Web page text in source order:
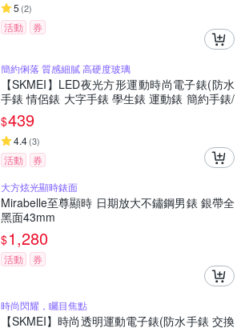
5 (2)
活動 券
簡約俐落 質感細膩 高硬度玻璃
【SKMEI】LED夜光方形運動時尚電子錶(防水
手錶 情侶錶 大字手錶 學生錶 運動錶 簡約手錶/
2016)
$439
4.4(3)
活動
券
大方炫光顯時錶面
Mirabelle至尊顯時 日期放大不鏽鋼男錶 銀帶全
黑面43mm
$1,280
活動 券
時尚閃耀，矚目焦點
【SKMEI】時尚透明運動電子錶(防水手錶 交換